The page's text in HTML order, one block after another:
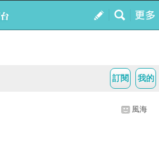
我的
訂閱
風海